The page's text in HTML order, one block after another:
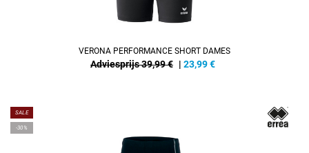
VERONA PERFORMANCE SHORT DAMES
Adviesprijs 39,99 € | 23,99€
SALE
-30%